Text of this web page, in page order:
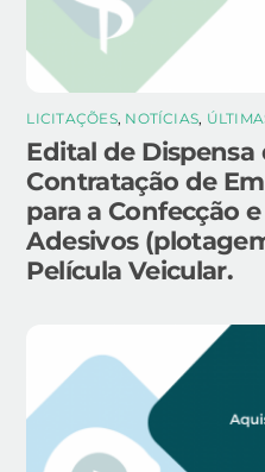
LICITAÇÕES, NOTÍCIAS,
Edital de Dispensa
Contratação de
para a Confecção
Adesivos
Película Veicular.